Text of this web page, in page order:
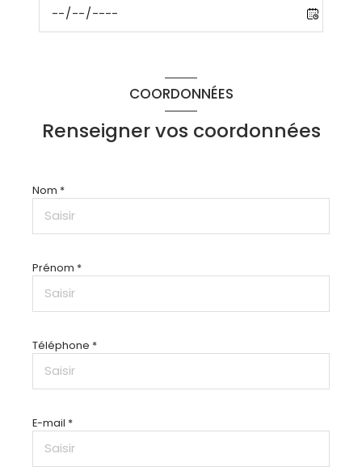
COORDONNÉES
Renseigner vos coordonnées
Nom *
Prénom *
Téléphone *
E-mail *